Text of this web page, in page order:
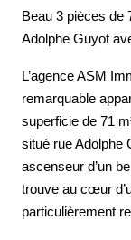
Beau 3 pièces de
Adolphe Guyot
L’agence ASM
remarquable
superficie de 71
situé rue Adolphe
ascenseur d’un
trouve au cœur
particulièrement